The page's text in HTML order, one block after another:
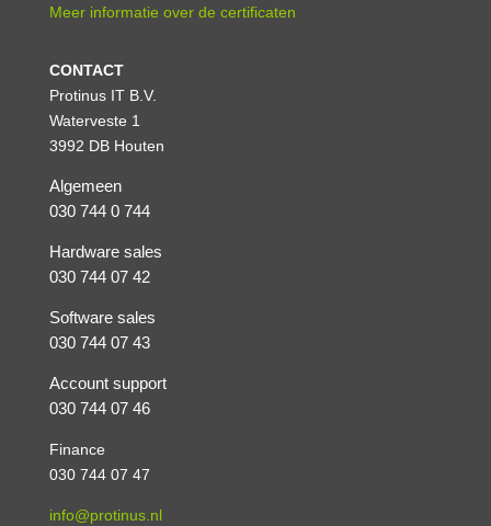
Meer informatie over de certificaten
CONTACT
Protinus IT B.V.
Waterveste 1
3992 DB Houten
Algemeen
030 744 0 744
Hardware sales
030 744 07 42
Software sales
030 744 07 43
Account support
030 744 07 46
Finance
030 744 07 47
info@protinus.nl